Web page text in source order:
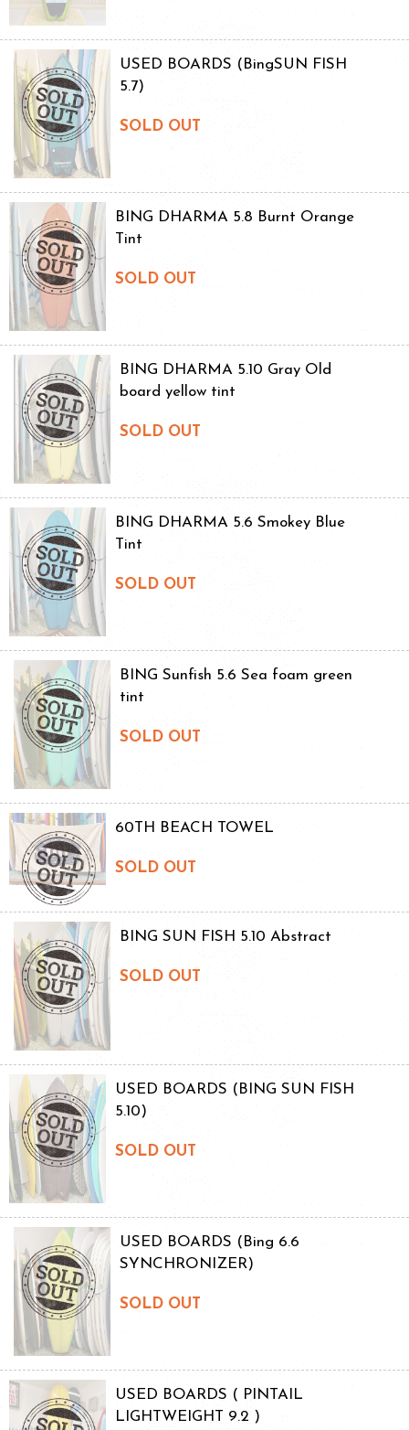
USED BOARDS (BingSUN FISH
5.7)
SOLD OUT
BING DHARMA 5.8 Burnt Orange
Tint
SOLD OUT
BING DHARMA 5.10 Gray Old
board yellow tint
SOLD OUT
BING DHARMA 5.6 Smokey Blue
Tint
SOLD OUT
BING Sunfish 5.6 Sea foam green
tint
SOLD OUT
60TH BEACH TOWEL
SOLD OUT
BING SUN FISH 5.10 Abstract
SOLD OUT
USED BOARDS (BING SUN FISH
5.10)
SOLD OUT
USED BOARDS (Bing 6.6
SYNCHRONIZER)
SOLD OUT
USED BOARDS ( PINTAIL
LIGHTWEIGHT 9.2 )